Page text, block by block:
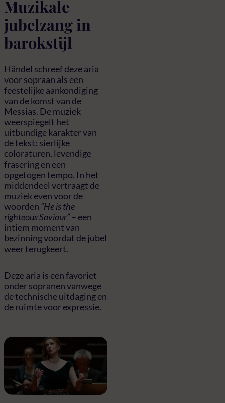
Muzikale
jubelzang in
barokstijl
Händel schreef deze aria
voor sopraan als een
feestelijke aankondiging
van de komst van de
Messias. De muziek
weerspiegelt het
uitbundige karakter van
de tekst: sierlijke
coloraturen, levendige
frasering en een
opgetogen tempo. In het
middendeel vertraagt de
muziek even voor de
woorden “He is the
righteous Saviour”– een
intiem moment van
bezinning voordat de jubel
weer terugkeert.
Deze aria is een favoriet
onder sopranen vanwege
de technische uitdaging en
de ruimte voor expressie.